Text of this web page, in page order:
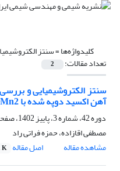
کلیدواژه‌ها =سنتز
تعداد مقالات: 2
سنتز الکتروشیمیایی و
آهن اکسید دوپه شده با Mn2+/ گرافن اکسید کاهیده
دوره 42، شماره 3، پاییز 1402، صفحه
مصطفی اقازاده، حمزه فراتی راد
مشاهده مقاله
اصل مقاله K